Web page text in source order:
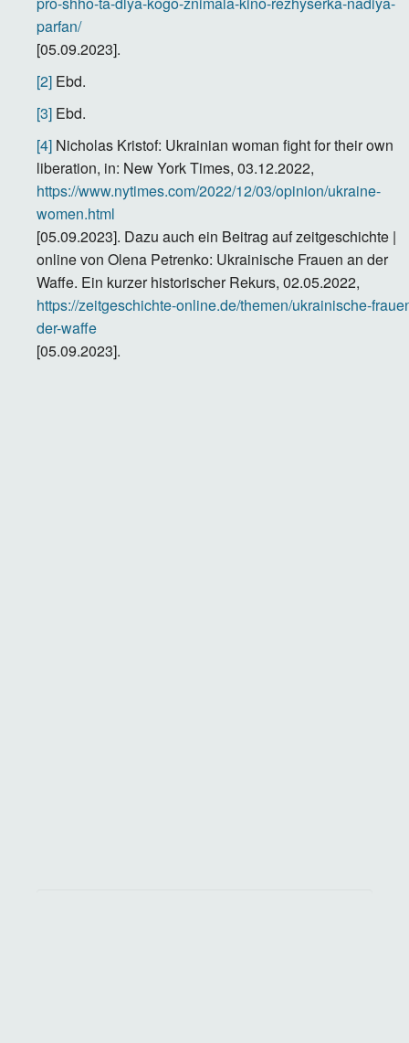
parfan/
[05.09.2023].
[2] Ebd.
[3] Ebd.
[4] Nicholas Kristof: Ukrainian woman fight for their own
liberation, in: New York Times, 03.12.2022,
https://www.nytimes.com/2022/12/03/opinion/ukraine-
women.html
[05.09.2023]. Dazu auch ein Beitrag auf zeitgeschichte |
online von Olena Petrenko: Ukrainische Frauen an der
Waffe. Ein kurzer historischer Rekurs, 02.05.2022,
https://zeitgeschichte-online.de/themen/ukrainische-
der-waffe
[05.09.2023].